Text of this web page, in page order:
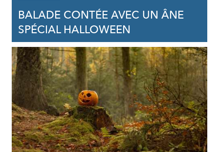
BALADE CONTÉE AVEC UN ÂNE
SPÉCIAL HALLOWEEN